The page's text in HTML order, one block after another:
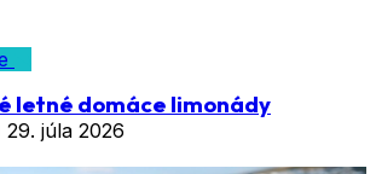
letné domáce limonády
29. júla 2026